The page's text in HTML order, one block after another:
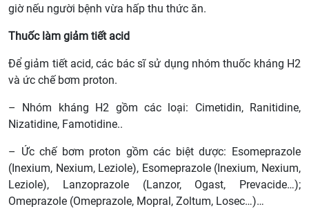
giờ nếu người bệnh vừa hấp thu thức ăn.
Thuốc làm giảm tiết acid
Để giảm tiết acid, các bác sĩ sử dụng nhóm thuốc kháng H2
và ức chế bơm proton.
– Nhóm kháng H2 gồm các loại: Cimetidin, Ranitidine,
Nizatidine, Famotidine..
– Ức chế bơm proton gồm các biệt dược: Esomeprazole
(Inexium, Nexium, Leziole), Esomeprazole (Inexium, Nexium,
Leziole), Lanzoprazole (Lanzor, Ogast, Prevacide…);
Omeprazole (Omeprazole, Mopral, Zoltum, Losec…)…